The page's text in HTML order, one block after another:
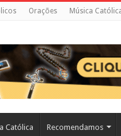
Orações Música
Católica Recomendamos